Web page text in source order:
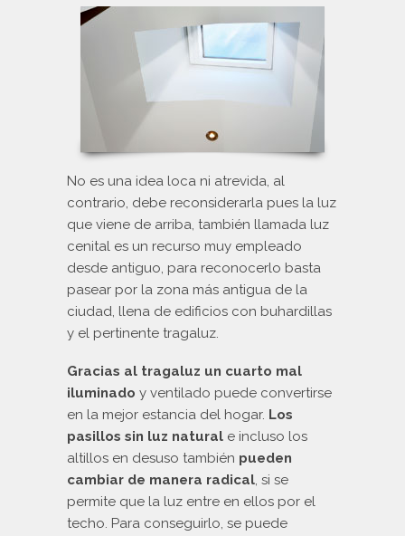
Claraboyas
Ventanas de techo
Porches
Cubiertas
Fachadas
Pérgolas
Azoteas
Áticos
Zonas fumadores
No es una idea loca ni atrevida, al
contrario, debe reconsiderarla pues la luz
que viene de arriba, también llamada luz
cenital es un recurso muy empleado
desde antiguo, para reconocerlo basta
pasear por la zona más antigua de la
ciudad, llena de edificios con buhardillas
y el pertinente tragaluz.
Gracias al tragaluz un cuarto mal
iluminado y ventilado puede convertirse
en la mejor estancia del hogar. Los
pasillos sin luz natural e incluso los
altillos en desuso también pueden
cambiar de manera radical, si se
permite que la luz entre en ellos por el
techo. Para conseguirlo, se puede